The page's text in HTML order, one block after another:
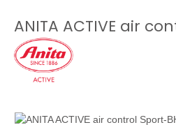
ANITA ACTIVE air
Bildergalerie überspringen